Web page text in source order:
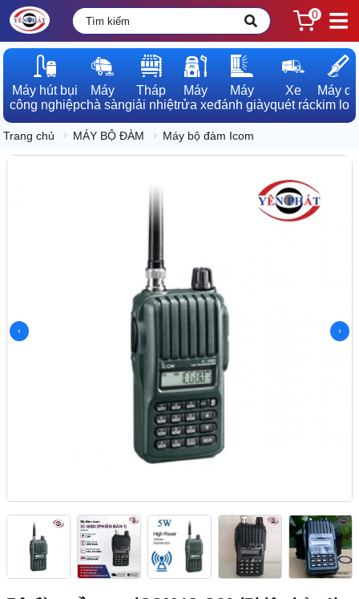
0
Máy hút bụi
công nghiệp
Máy
chà sàn
Tháp
giải nhiệt
Máy
rửa xe
Máy
đánh giày
Xe
quét rác
Máy dò
kim loại
Trang chủ MÁY BỘ ĐÀM Máy bộ đàm Icom